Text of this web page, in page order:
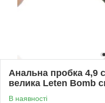
Анальна пробка 4,9
велика Leten Bomb
В наявності